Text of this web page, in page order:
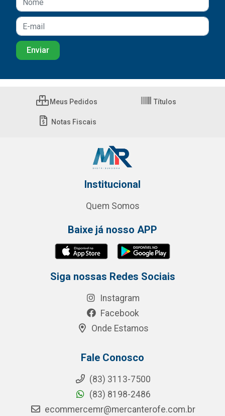
Meus Pedidos Títulos
Notas Fiscais
Institucional
Quem Somos
Baixe já nosso APP
Siga nossas Redes Sociais
Instagram
Facebook
Onde Estamos
Fale Conosco
(83) 3113-7500
(83) 8198-2486
ecommercemr@mercanterofe.com.br